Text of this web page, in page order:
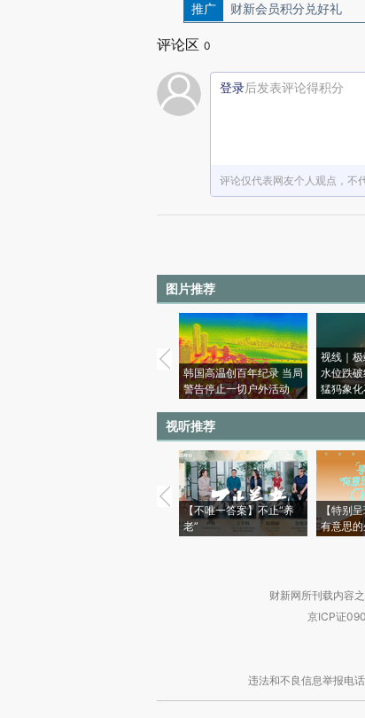
如需刊登转载请点击右侧按钮，提
推广 财新会员积分兑好礼
评论区 0
登录后发表评论得积分
评论仅代表网友个人观点，不
图片推荐
韩国高温创百年纪录 当局
警告停止一切户外活动
视线｜
水位跌
猛犸象
视听推荐
【不唯一答案】不止“养
老”
【特别
有意思的
财新网所刊载内容
京ICP证
违法和不良信息举报电